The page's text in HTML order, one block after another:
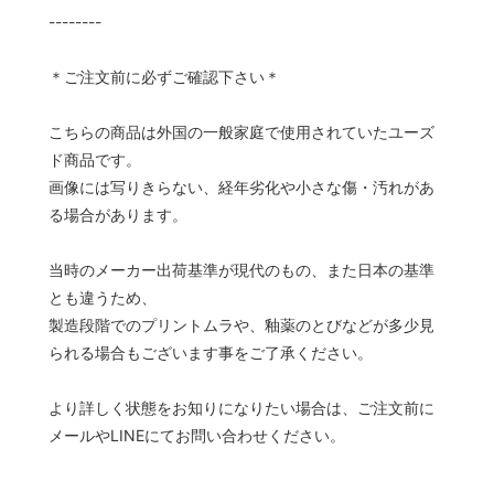
--------
＊ご注文前に必ずご確認下さい＊
こちらの商品は外国の一般家庭で使用されていたユーズ
ド商品です。
画像には写りきらない、経年劣化や小さな傷・汚れがあ
る場合があります。
当時のメーカー出荷基準が現代のもの、また日本の基準
とも違うため、
製造段階でのプリントムラや、釉薬のとびなどが多少見
られる場合もございます事をご了承ください。
より詳しく状態をお知りになりたい場合は、ご注文前に
メールやLINEにてお問い合わせください。